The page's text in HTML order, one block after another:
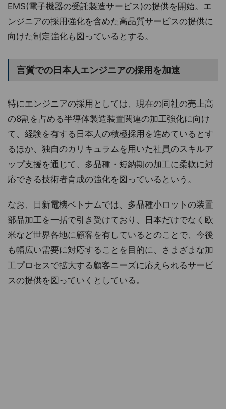
EMS(電子機器の受託製造サービス)の提供を開始。エ
ンジニアの採用強化を含めた高品質サービスの提供に
向けた制定強化も図っているとする。
言質での日本人エンジニアの採用を加速
特にエンジニアの採用としては、現在の同社の売上高
の8割を占める半導体製造装置関連の加工強化に向け
て、経験を有する日本人の積極採用を進めているとす
るほか、独自のカリキュラムを用いた社員のスキルア
ップ支援を通じて、多品種・短納期の加工に柔軟に対
応できる技術者育成の強化を図っているという。
なお、日新電機ベトナムでは、多品種小ロットの装置
部品加工を一括で引き受けており、日本だけでなく欧
米など世界各地に顧客を有しているとのことで、今後
も幅広い需要に対応することを目的に、さまざまな加
工プロセスで拡大する顧客ニーズに応えられるサービ
スの提供を図っていくとしている。